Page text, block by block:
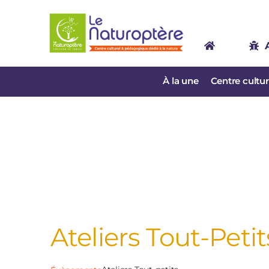
À la une Centre
Ateliers Tout-